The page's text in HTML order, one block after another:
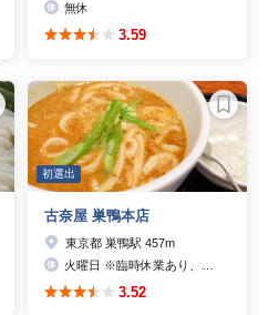
無休
3.59
初選出
古奈屋 巣鴨本店
東京都 巣鴨駅 457m
3.52